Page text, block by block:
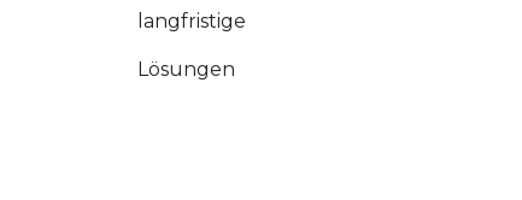
langfristige
Lösungen